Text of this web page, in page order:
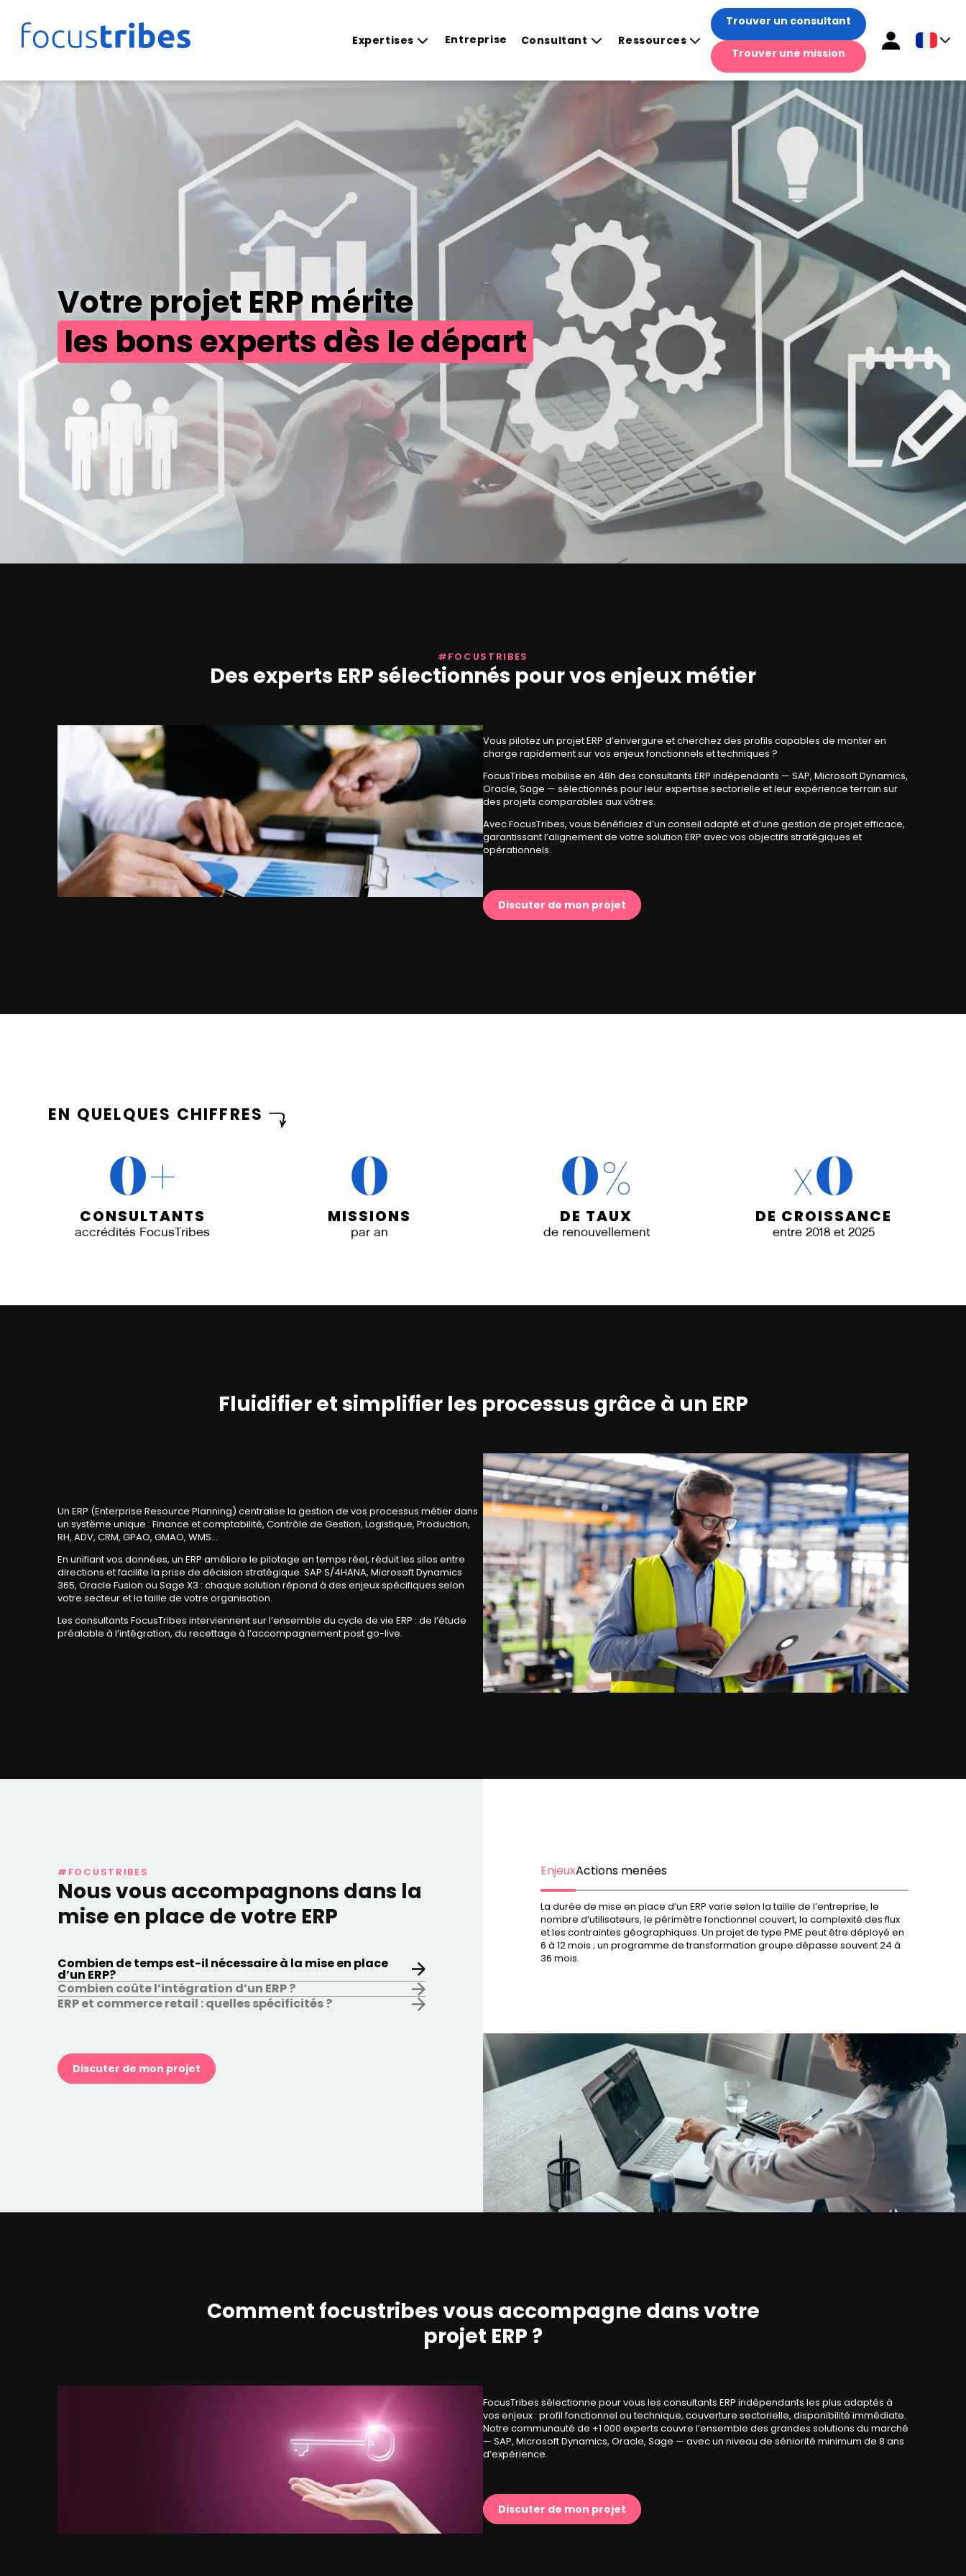
Expertises Entreprise Consultant Ressources
Trouver un consultant
Trouver une mission
Votre projet ERP mérite
les bons experts dès le départ
#FOCUSTRIBES
Des experts ERP sélectionnés pour vos enjeux métier
Vous pilotez un projet ERP d’envergure et cherchez des profils capables de monter en
charge rapidement sur vos enjeux fonctionnels et techniques ?
FocusTribes mobilise en 48h des consultants ERP indépendants — SAP, Microsoft Dynamics,
Oracle, Sage — sélectionnés pour leur expertise sectorielle et leur expérience terrain sur
des projets comparables aux vôtres.
Avec FocusTribes, vous bénéficiez d’un conseil adapté et d’une gestion de projet efficace,
garantissant l’alignement de votre solution ERP avec vos objectifs stratégiques et
opérationnels.
Discuter de mon projet
EN QUELQUES CHIFFRES
0+
CONSULTANTS
accrédités FocusTribes
0
MISSIONS
par an
0%
DE TAUX
de renouvellement
x0
DE CROISSANCE
entre 2018 et 2025
Fluidifier et simplifier les processus grâce à un ERP
Un ERP (Enterprise Resource Planning) centralise la gestion de vos processus métier dans
un système unique : Finance et comptabilité, Contrôle de Gestion, Logistique, Production,
RH, ADV, CRM, GPAO, GMAO, WMS…
En unifiant vos données, un ERP améliore le pilotage en temps réel, réduit les silos entre
directions et facilite la prise de décision stratégique. SAP S/4HANA, Microsoft Dynamics
365, Oracle Fusion ou Sage X3 : chaque solution répond à des enjeux spécifiques selon
votre secteur et la taille de votre organisation.
Les consultants FocusTribes interviennent sur l’ensemble du cycle de vie ERP : de l’étude
préalable à l’intégration, du recettage à l’accompagnement post go-live.
#FOCUSTRIBES
Nous vous accompagnons dans la
mise en place de votre ERP
Combien de temps est-il nécessaire à la mise en place
d’un ERP?
Combien coûte l’intégration d’un ERP ?
ERP et commerce retail : quelles spécificités ?
Discuter de mon projet
EnjeuxActions menées
La durée de mise en place d’un ERP varie selon la taille de l’entreprise, le
nombre d’utilisateurs, le périmètre fonctionnel couvert, la complexité des flux
et les contraintes géographiques. Un projet de type PME peut être déployé en
6 à 12 mois ; un programme de transformation groupe dépasse souvent 24 à
36 mois.
Comment focustribes vous accompagne dans votre
projet ERP ?
FocusTribes sélectionne pour vous les consultants ERP indépendants les plus adaptés à
vos enjeux : profil fonctionnel ou technique, couverture sectorielle, disponibilité immédiate.
Notre communauté de +1 000 experts couvre l’ensemble des grandes solutions du marché
— SAP, Microsoft Dynamics, Oracle, Sage — avec un niveau de séniorité minimum de 8 ans
d’expérience.
Discuter de mon projet